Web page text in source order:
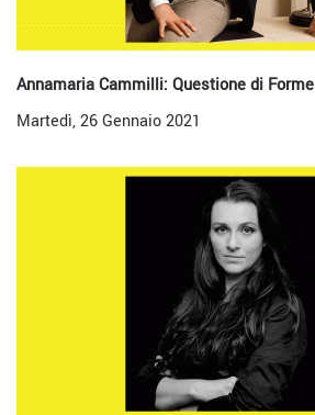
Annamaria Cammilli: Questione di Forme
Martedì, 26 Gennaio 2021